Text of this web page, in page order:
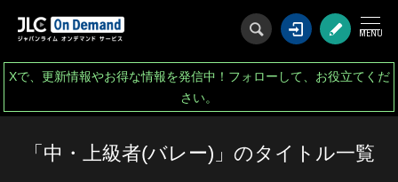
ログイン会
Xで、更新情報やお得な情報を発信中！フォローして、お役立てくだ
さい。
「中・上級者(バレー)」のタイトル一覧